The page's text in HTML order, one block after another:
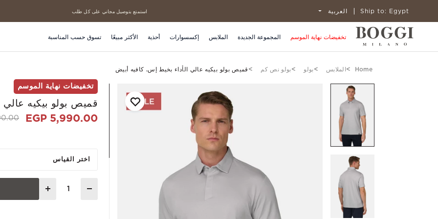
Ship to: Egypt العربية استمتع بتوصيل مجاني على كل طلب
تخفيضات نهاية الموسم المجموعة الجديدة الملابس إكسسوارات أحذية الأكثر مبيعًا تسوق حسب المناسبة
Home الملابس بولو بولو نص كم قميص بولو بيكيه عالي الأداء بخيط إس. كافيه أبيض
تخفيضات نهاية الموسم
قميص بولو بيكيه
5,990.00 EGP
from
EGP
اختر القياس